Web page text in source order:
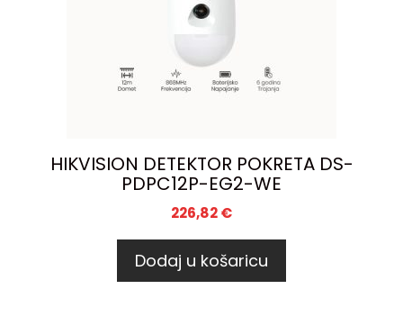
HIKVISION DETEKTOR POKRETA DS-
PDPC12P-EG2-WE
226,82€
Dodaj u košaricu